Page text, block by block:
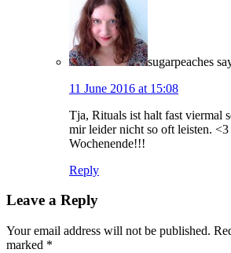
sugarpeaches
11 June 2016 at 15:08
Tja, Rituals ist halt fast viermal
mir leider nicht so oft leisten.
Wochenende!!!
Reply
Leave a Reply
Your email address will not be published.
marked *